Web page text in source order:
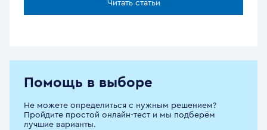
Читать статьи
Помощь в выборе
Не можете определиться с нужным решением?
Пройдите простой онлайн-тест и мы подберём
лучшие варианты.